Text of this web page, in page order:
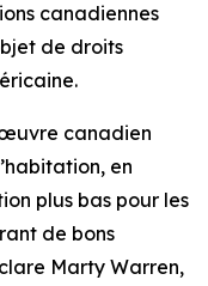
canadiennes
de droits
canadien
en
plus bas pour les
de bons
Marty Warren,